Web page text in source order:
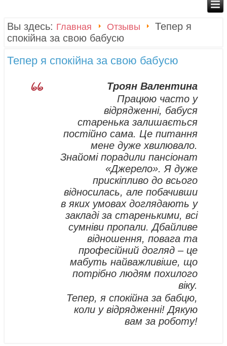
Вы здесь: Главная Отзывы
Тепер я
спокійна за свою бабусю
Тепер я спокійна за свою бабусю
Троян Валентина
Працюю часто у
відрядженні, бабуся
старенька залишається
постійно сама. Це питання
мене дуже хвилювало.
Знайомі порадили пансіонат
«Джерело». Я дуже
прискіпливо до всього
відносилась, але побачивши
в яких умовах доглядають у
закладі за старенькими, всі
сумніви пропали. Дбайливе
відношення, повага та
професійний догляд – це
мабуть найважливіше, що
потрібно людям похилого
віку.
Тепер, я спокійна за бабцю,
коли у відрядженні! Дякую
вам за роботу!